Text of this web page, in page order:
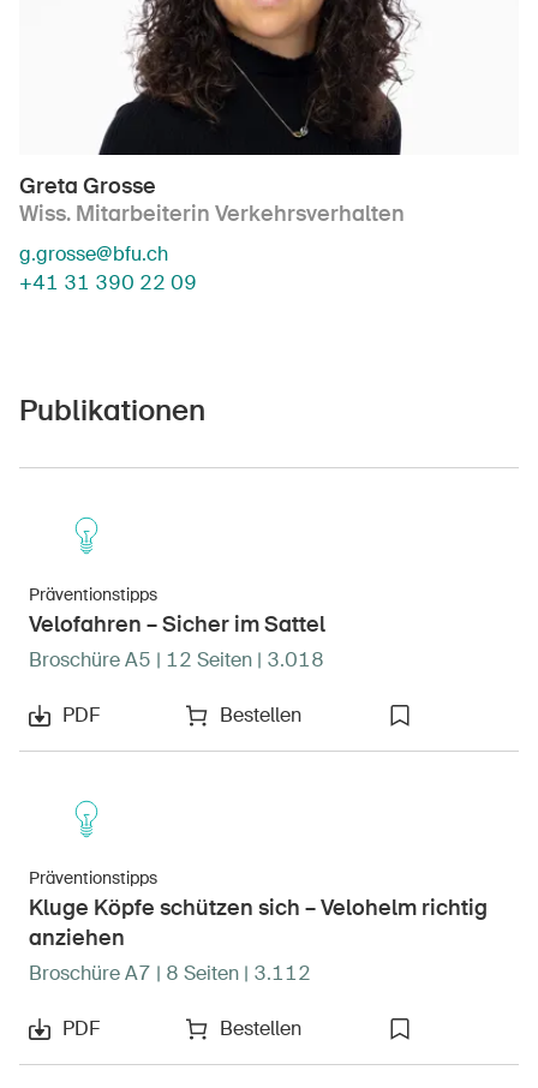
Greta Grosse
Wiss. Mitarbeiterin Verkehrsverhalten
g.grosse@bfu.ch
+41 31 390 22 09
Publikationen
Präventionstipps
Velofahren – Sicher im Sattel
Broschüre A5 | 12 Seiten | 3.018
PDF Bestellen
Präventionstipps
Kluge Köpfe schützen sich – Velohelm richtig
anziehen
Broschüre A7 | 8 Seiten | 3.112
PDF Bestellen